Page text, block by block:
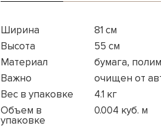
Ширина
81 см
Высота
55 см
Материал
бумага,
Важно
очищен от
Вес в упаковке
4.1 кг
Объем в
упаковке
0.004 куб. м